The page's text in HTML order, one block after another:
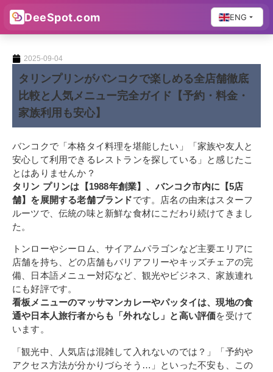
DeeSpot.com ENG
2025-09-04
タリンプリンがバンコクで楽しめる全店舗徹底
比較と人気メニュー完全ガイド【予約・料金・
家族利用も安心】
バンコクで「本格タイ料理を堪能したい」「家族や友人と
安心して利用できるレストランを探している」と感じたこ
とはありませんか？
タリン プリンは【1988年創業】、バンコク市内に【5店
舗】を展開する老舗ブランドです。店名の由来はスターフ
ルーツで、伝統の味と新鮮な食材にこだわり続けてきまし
た。
トンローやシーロム、サイアムパラゴンなど主要エリアに
店舗を持ち、どの店舗もバリアフリーやキッズチェアの完
備、日本語メニュー対応など、観光やビジネス、家族連れ
にも好評です。
看板メニューのマッサマンカレーやパッタイは、現地の食
通や日本人旅行者からも「外れなし」と高い評価を受けて
います。
「観光中、人気店は混雑して入れないのでは？」「予約や
アクセス方法が分かりづらそう…」といった不安も、この